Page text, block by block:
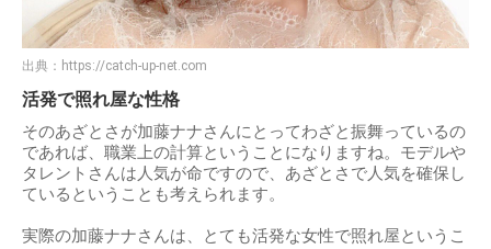
出典： https://catch-up-net.com
活発で照れ屋な性格
そのあざとさが加藤ナナさんにとってわざと振舞っているの
であれば、職業上の計算ということになりますね。モデルや
タレントさんは人気が命ですので、あざとさで人気を確保し
ているということも考えられます。
実際の加藤ナナさんは、とても活発な女性で照れ屋というこ